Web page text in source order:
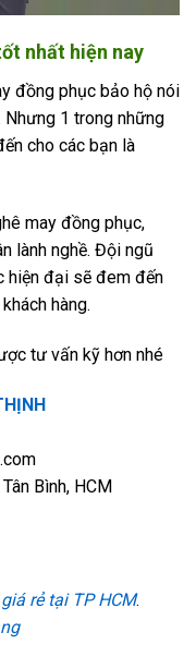
nhất hiện nay
đồng phục bảo hộ nói
1 trong những
cho các bạn là
may đồng phục,
lành nghề. Đội ngũ
hiện đại sẽ đem đến
hàng.
tư vấn kỹ hơn nhé
Bình, HCM
rẻ tại TP HCM.